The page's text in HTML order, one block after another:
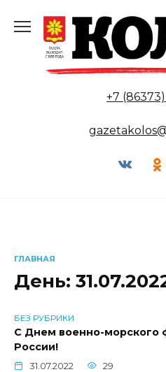
содержанию
+7
ГЛАВНАЯ
День:
БЕЗ РУБРИКИ
С Днем военно-морского
России!
31.07.2022
29